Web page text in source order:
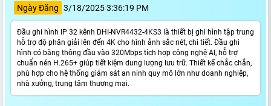
Ngày Đăng 3/18/2025 3:36:19 PM
Đầu ghi hình IP 32 kênh DHI-NVR4432-4KS3 là thiết bị ghi hình tập trung
hỗ trợ độ phân giải lên đến 4K cho hình ảnh sắc nét, chi tiết. Đầu ghi
hình có băng thông đầu vào 320Mbps tích hợp công nghệ AI, hỗ trợ
chuẩn nén H.265+ giúp tiết kiệm dung lượng lưu trữ. Thiết kế chắc chắn,
phù hợp cho hệ thống giám sát an ninh quy mô lớn như doanh nghiệp,
nhà xưởng, trung tâm thương mại.